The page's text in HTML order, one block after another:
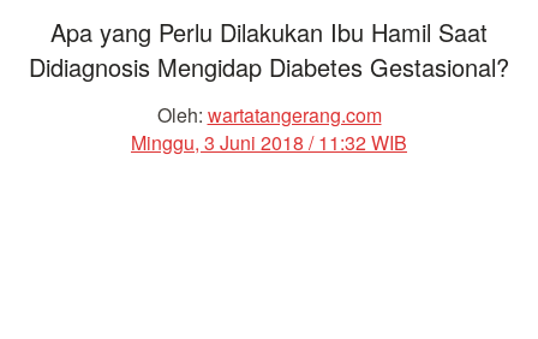
Apa yang Perlu Dilakukan Ibu Hamil Saat
Didiagnosis Mengidap Diabetes Gestasional?
Oleh: wartatangerang.com
Minggu, 3 Juni 2018 / 11:32 WIB